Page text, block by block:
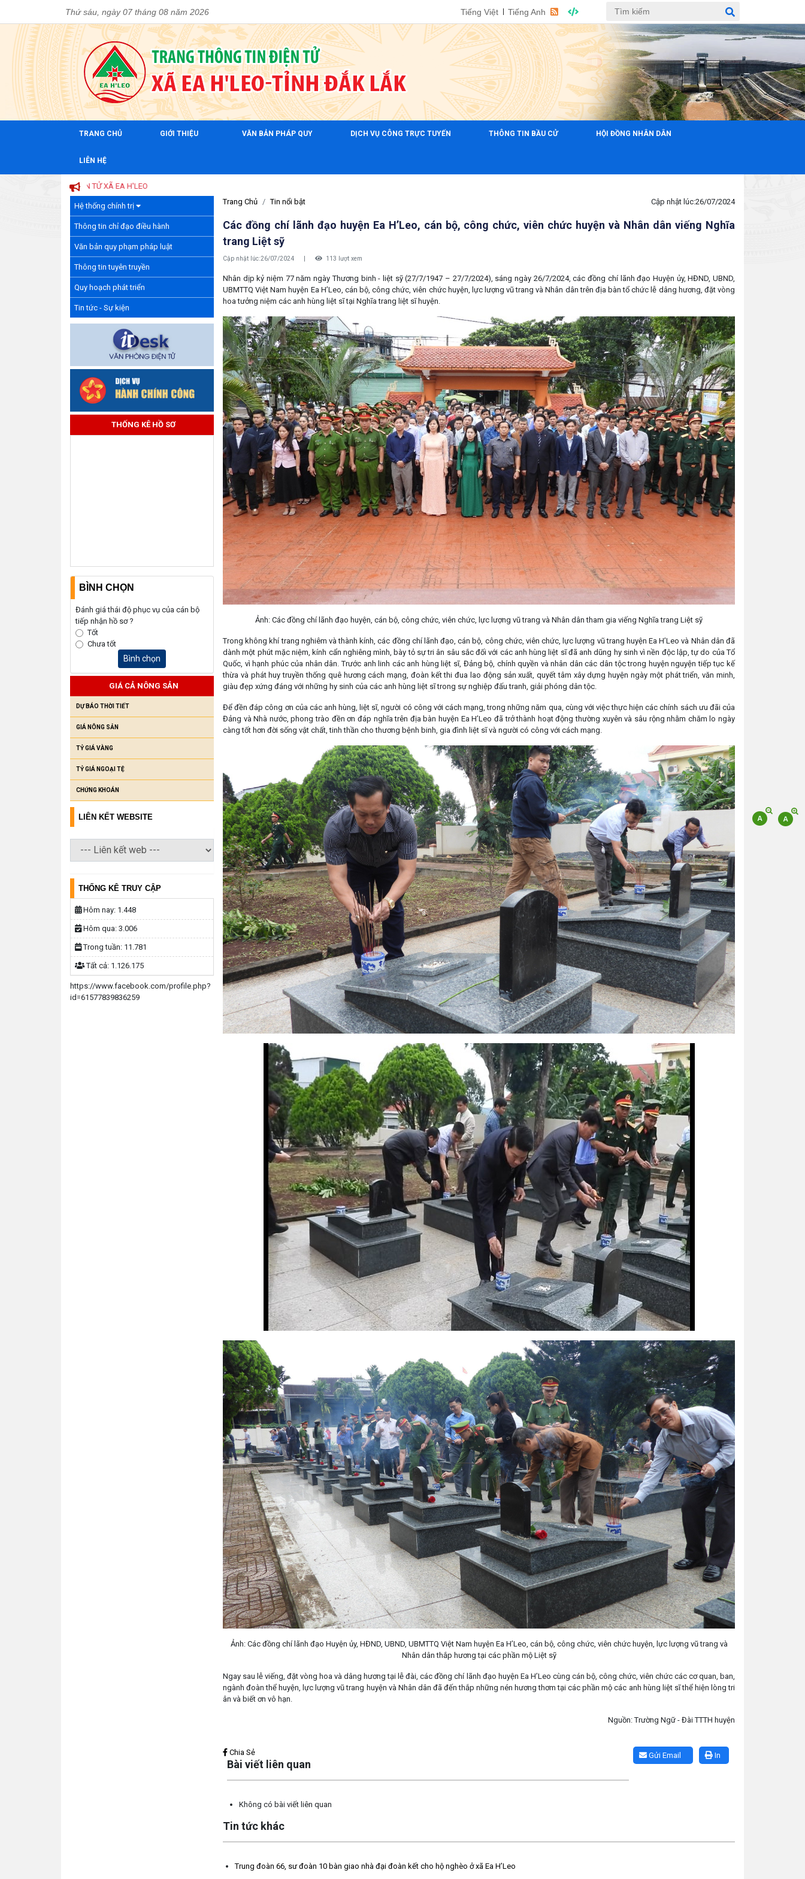
Thứ sáu, ngày 07 tháng 08 năm 2026 Tiếng Việt Tiếng Anh
TRANG CHỦ GIỚI THIỆU VĂN BẢN PHÁP QUY DỊCH VỤ CÔNG TRỰC TUYẾN THÔNG TIN BẦU CỬ HỘI ĐỒNG NHÂN DÂN
LIÊN HỆ
Hệ thống chính trị
Thông tin chỉ đạo điều hành
Văn bản quy phạm pháp luật
Thông tin tuyên truyền
Quy hoạch phát triển
Tin tức - Sự kiện
THỐNG KÊ HỒ SƠ
BÌNH CHỌN
Đánh giá thái độ phục vụ của cán bộ
tiếp nhận hồ sơ ?
Tốt
Chưa tốt
Bình chọn
GIÁ CẢ NÔNG SẢN
DỰ BÁO THỜI TIẾT
GIÁ NÔNG SẢN
TỶ GIÁ VÀNG
TỶ GIÁ NGOẠI TỆ
CHỨNG KHOÁN
LIÊN KẾT WEBSITE
THỐNG KÊ TRUY CẬP
Hôm nay: 1.448
Hôm qua: 3.006
Trong tuần: 11.781
Tất cả: 1.126.175
https://www.facebook.com/profile.php?
id=61577839836259
Trang Chủ Tin nổi bật Cập nhật lúc:26/07/2024
Các đồng chí lãnh đạo huyện Ea H’Leo, cán bộ, công chức, viên chức huyện và Nhân dân viếng Nghĩa
trang Liệt sỹ
Cập nhật lúc:26/07/2024 | 113 lượt xem
Nhân dịp kỷ niệm 77 năm ngày Thương binh - liệt sỹ (27/7/1947 – 27/7/2024), sáng ngày 26/7/2024, các đồng chí lãnh đạo Huyện ủy, HĐND, UBND,
UBMTTQ Việt Nam huyện Ea H’Leo, cán bộ, công chức, viên chức huyện, lực lượng vũ trang và Nhân dân trên địa bàn tổ chức lễ dâng hương, đặt vòng
hoa tưởng niệm các anh hùng liệt sĩ tại Nghĩa trang liệt sĩ huyện.
Ảnh: Các đồng chí lãnh đạo huyện, cán bộ, công chức, viên chức, lực lượng vũ trang và Nhân dân tham gia viếng Nghĩa trang Liệt sỹ
Trong không khí trang nghiêm và thành kính, các đồng chí lãnh đạo, cán bộ, công chức, viên chức, lực lượng vũ trang huyện Ea H’Leo và Nhân dân đã
dành một phút mặc niệm, kính cẩn nghiêng mình, bày tỏ sự tri ân sâu sắc đối với các anh hùng liệt sĩ đã anh dũng hy sinh vì nền độc lập, tự do của Tổ
Quốc, vì hạnh phúc của nhân dân. Trước anh linh các anh hùng liệt sĩ, Đảng bộ, chính quyền và nhân dân các dân tộc trong huyện nguyện tiếp tục kế
thừa và phát huy truyền thống quê hương cách mạng, đoàn kết thi đua lao động sản xuất, quyết tâm xây dựng huyện ngày một phát triển, văn minh,
giàu đẹp xứng đáng với những hy sinh của các anh hùng liệt sĩ trong sự nghiệp đấu tranh, giải phóng dân tộc.
Để đền đáp công ơn của các anh hùng, liệt sĩ, người có công với cách mạng, trong những năm qua, cùng với việc thực hiện các chính sách ưu đãi của
Đảng và Nhà nước, phong trào đền ơn đáp nghĩa trên địa bàn huyện Ea H’Leo đã trở thành hoạt động thường xuyên và sâu rộng nhằm chăm lo ngày
càng tốt hơn đời sống vật chất, tinh thần cho thương bệnh binh, gia đình liệt sĩ và người có công với cách mạng.
Ảnh: Các đồng chí lãnh đạo Huyện ủy, HĐND, UBND, UBMTTQ Việt Nam huyện Ea H’Leo, cán bộ, công chức, viên chức huyện, lực lượng vũ trang và
Nhân dân thắp hương tại các phần mộ Liệt sỹ
Ngay sau lễ viếng, đặt vòng hoa và dâng hương tại lễ đài, các đồng chí lãnh đạo huyện Ea H’Leo cùng cán bộ, công chức, viên chức các cơ quan, ban,
ngành đoàn thể huyện, lực lượng vũ trang huyện và Nhân dân đã đến thắp những nén hương thơm tại các phần mộ các anh hùng liệt sĩ thể hiện lòng tri
ân và biết ơn vô hạn.
Nguồn: Trường Ngữ - Đài TTTH huyện
In
Gửi Email
Chia Sẻ
Bài viết liên quan
Không có bài viết liên quan
Tin tức khác
Trung đoàn 66, sư đoàn 10 bàn giao nhà đại đoàn kết cho hộ nghèo ở xã Ea H’Leo